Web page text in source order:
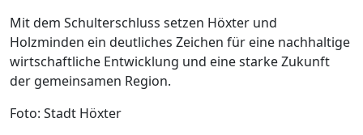
Mit dem Schulterschluss setzen Höxter und
Holzminden ein deutliches Zeichen für eine nachhaltige
wirtschaftliche Entwicklung und eine starke Zukunft
der gemeinsamen Region.
Foto: Stadt Höxter